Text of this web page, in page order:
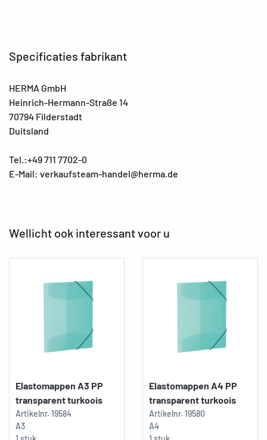
Specificaties fabrikant
HERMA GmbH
Heinrich-Hermann-Straße 14
70794 Filderstadt
Duitsland
Tel.:+49 711 7702-0
E-Mail: verkaufsteam-handel@herma.de
Wellicht ook interessant voor u
Elastomappen A3 PP
transparent turkoois
Artikelnr. 19584
A3
Elastomappen A4 PP
transparent turkoois
Artikelnr. 19580
A4